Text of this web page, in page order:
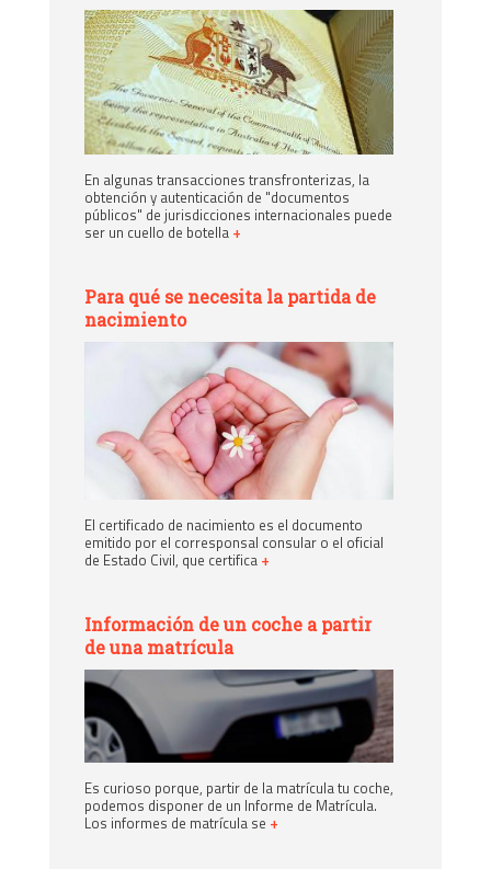
En algunas transacciones transfronterizas, la
obtención y autenticación de "documentos
públicos" de jurisdicciones internacionales puede
ser un cuello de botella +
Para qué se necesita la partida de
nacimiento
El certificado de nacimiento es el documento
emitido por el corresponsal consular o el oficial
de Estado Civil, que certifica +
Información de un coche a partir
de una matrícula
Es curioso porque, partir de la matrícula tu coche,
podemos disponer de un Informe de Matrícula.
Los informes de matrícula se +